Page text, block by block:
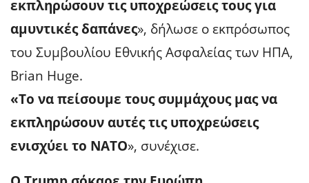
εκπληρώσουν τις υποχρεώσεις τους για
αμυντικές δαπάνες», δήλωσε ο εκπρόσωπος
του Συμβουλίου Εθνικής Ασφαλείας των ΗΠΑ,
Brian Huge.
«Το να πείσουμε τους συμμάχους μας να
εκπληρώσουν αυτές τις υποχρεώσεις
ενισχύει το ΝΑΤΟ», συνέχισε.